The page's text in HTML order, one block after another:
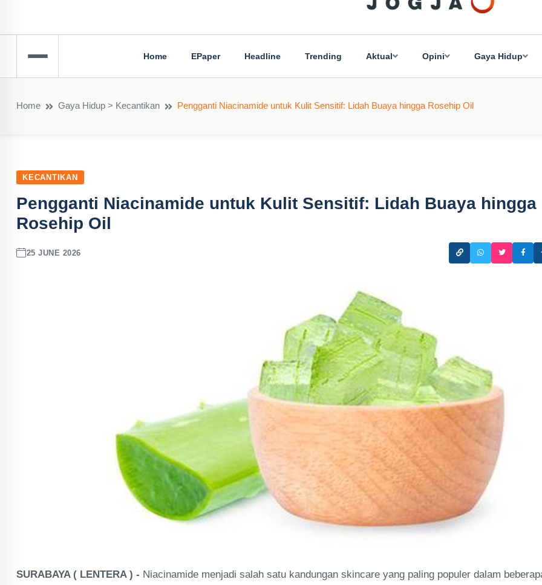
Home EPaper Headline Trending Aktual Opini Gaya Hidup
Home Gaya Hidup > Kecantikan Pengganti Niacinamide untuk Kulit Sensitif: Lidah Buaya hingga Rosehip Oil
KECANTIKAN
Pengganti Niacinamide untuk Kulit Sensitif: Lidah Buaya hingga
Rosehip Oil
25 JUNE 2026
SURABAYA ( LENTERA ) - Niacinamide menjadi salah satu kandungan skincare yang paling populer dalam